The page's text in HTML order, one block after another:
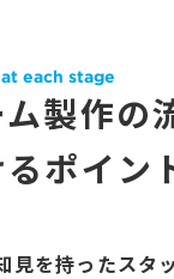
each stage
製作の
ポイン
を持ったスタ